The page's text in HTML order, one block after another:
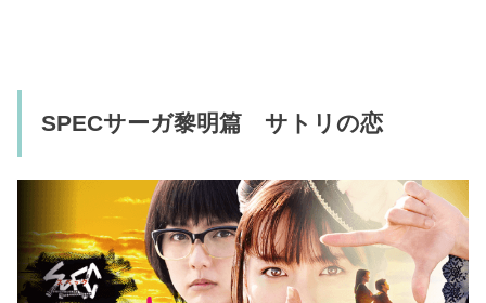
SPECサーガ黎明篇 サトリの恋